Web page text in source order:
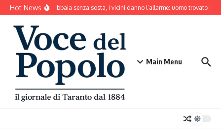
Salta al contenuto
Hot NewsIl cane abbaia senza sosta, i vicini danno l’allarme: uomo trovato
Main Menu